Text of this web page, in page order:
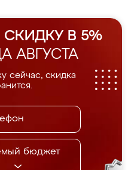
В 5%
АВГУСТА
сейчас, скидка
бюджет